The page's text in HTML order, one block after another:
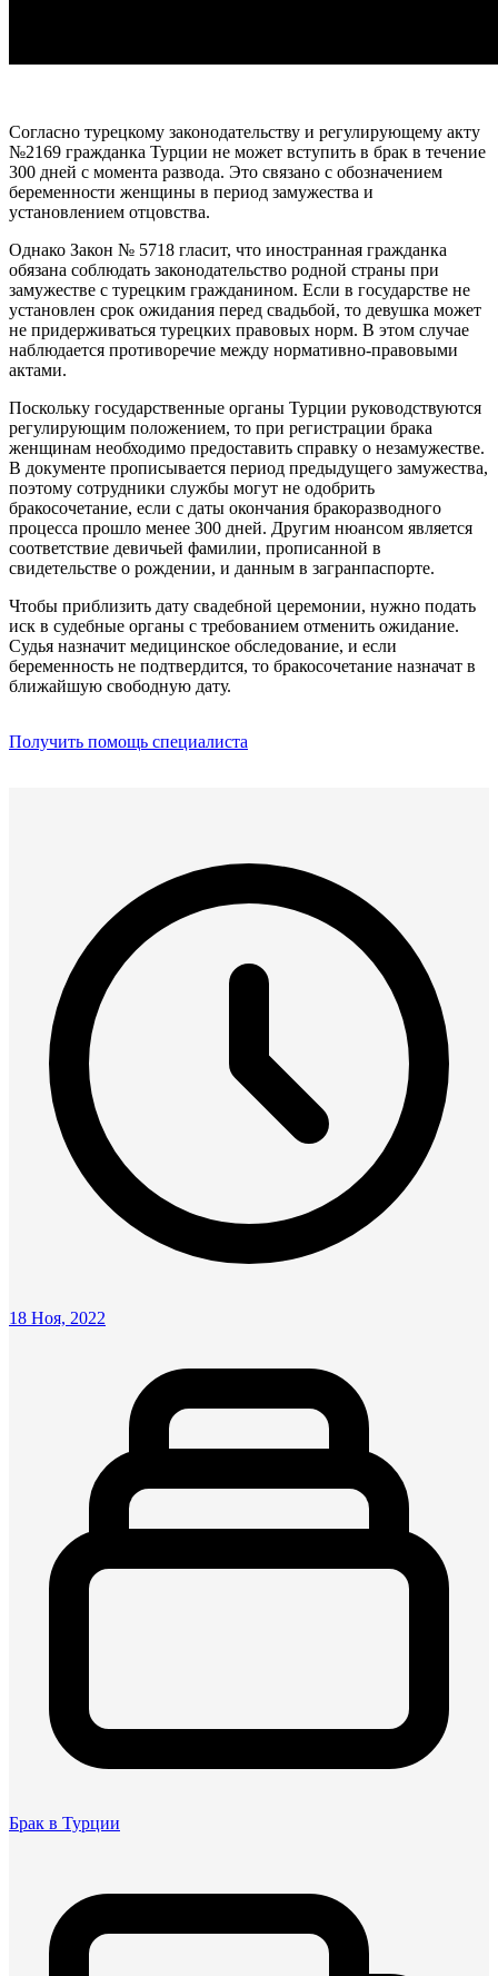
Согласно турецкому законодательству и регулирующему акту
№2169 гражданка Турции не может вступить в брак в течение
300 дней с момента развода. Это связано с обозначением
беременности женщины в период замужества и
установлением отцовства.
Однако Закон № 5718 гласит, что иностранная гражданка
обязана соблюдать законодательство родной страны при
замужестве с турецким гражданином. Если в государстве не
установлен срок ожидания перед свадьбой, то девушка может
не придерживаться турецких правовых норм. В этом случае
наблюдается противоречие между нормативно-правовыми
актами.
Поскольку государственные органы Турции руководствуются
регулирующим положением, то при регистрации брака
женщинам необходимо предоставить справку о незамужестве.
В документе прописывается период предыдущего замужества,
поэтому сотрудники службы могут не одобрить
бракосочетание, если с даты окончания бракоразводного
процесса прошло менее 300 дней. Другим нюансом является
соответствие девичьей фамилии, прописанной в
свидетельстве о рождении, и данным в загранпаспорте.
Чтобы приблизить дату свадебной церемонии, нужно подать
иск в судебные органы с требованием отменить ожидание.
Судья назначит медицинское обследование, и если
беременность не подтвердится, то бракосочетание назначат в
ближайшую свободную дату.
Получить помощь специалиста
18 Ноя, 2022
Брак в Турции